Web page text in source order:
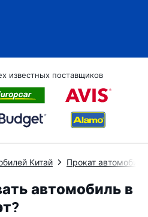
известных поставщиков
Китай Прокат
автомобиль в